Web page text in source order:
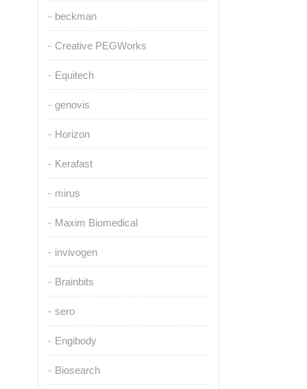
beckman
Creative PEGWorks
Equitech
genovis
Horizon
Kerafast
mirus
Maxim Biomedical
invivogen
Brainbits
sero
Engibody
Biosearch